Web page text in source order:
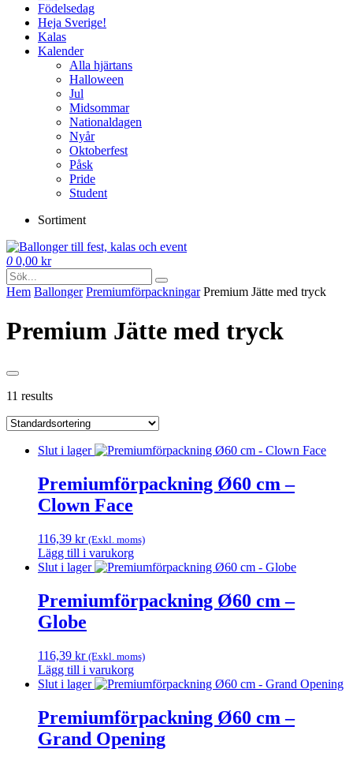
Födelsedag
Heja Sverige!
Kalas
Kalender
Alla hjärtans
Halloween
Jul
Midsommar
Nationaldagen
Nyår
Oktoberfest
Påsk
Pride
Student
Sortiment
0 0,00 kr
Hem Ballonger Premium­förpackningar Premium Jätte med tryck
Premium Jätte med tryck
11 results
Slut i lager
Premiumförpackning Ø60 cm –
Clown Face
116,39 kr (Exkl. moms)
Lägg till i varukorg
Slut i lager
Premiumförpackning Ø60 cm –
Globe
116,39 kr (Exkl. moms)
Lägg till i varukorg
Slut i lager
Premiumförpackning Ø60 cm –
Grand Opening